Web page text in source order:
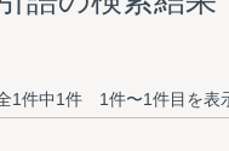
1件中1件 1件〜1件目を表